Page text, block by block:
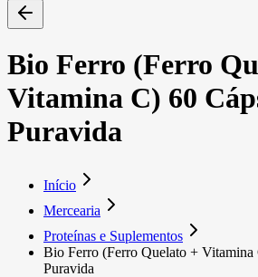
Bio Ferro (Ferro
Vitamina C) 60
Puravida
Início
Mercearia
Proteínas e Suplementos
Bio Ferro (Ferro Quelato + Vitamina
Puravida